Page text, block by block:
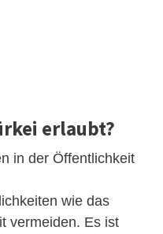
erlaubt?
in der Öffentlichkeit
wie das
vermeiden. Es ist